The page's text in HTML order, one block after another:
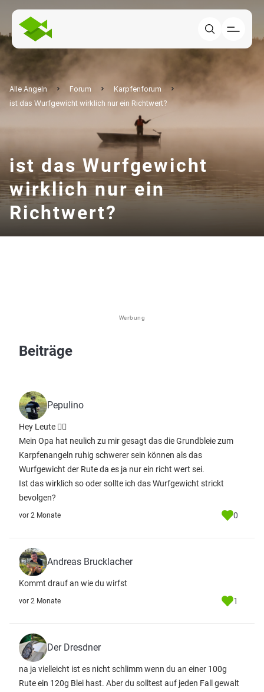
Alle Angeln Forum
Karpfenforum
ist das Wurfgewicht wirklich nur ein Richtwert?
ist das Wurfgewicht
wirklich nur ein
Richtwert?
Werbung
Beiträge
Pepulino
Hey Leute 💁‍♂️
Mein Opa hat neulich zu mir gesagt das die Grundbleie zum
Karpfenangeln ruhig schwerer sein können als das
Wurfgewicht der Rute da es ja nur ein richt wert sei.
Ist das wirklich so oder sollte ich das Wurfgewicht strickt
bevolgen?
vor 2 Monate 0
Andreas Brucklacher
Kommt drauf an wie du wirfst
vor 2 Monate 1
Der Dresdner
na ja vielleicht ist es nicht schlimm wenn du an einer 100g
Rute ein 120g Blei hast. Aber du solltest auf jeden Fall gewalt